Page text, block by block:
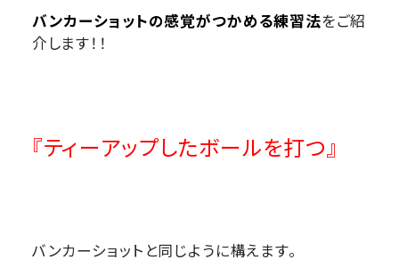
バンカーショットの感覚がつかめる練習法をご紹
介します！！
『ティーアップしたボールを打つ』
バンカーショットと同じように構えます。